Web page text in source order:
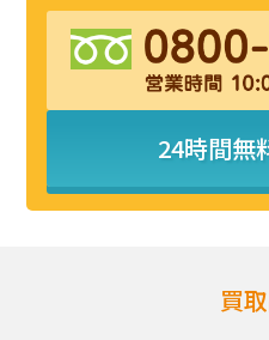
24時間無
買